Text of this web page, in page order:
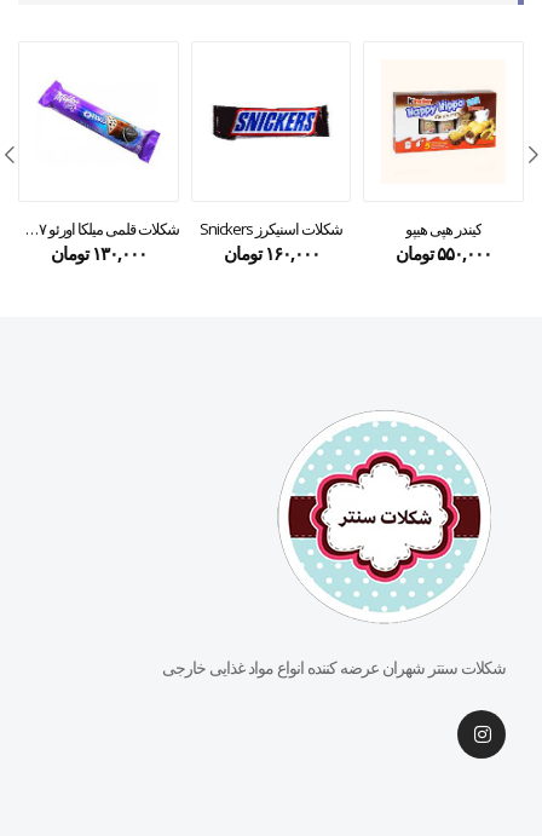
کیندر هپی هیپو
۵۵۰,۰۰۰تومان
شکلات اسنیکرز Snickers
۱۶۰,۰۰۰ تومان
شکلات قلمی میلکا اورئو ۳۷ گرمی
۱۳۰,۰۰۰ تومان
شکلات سنتر شهران عرضه کننده انواع مواد غذایی خارجی